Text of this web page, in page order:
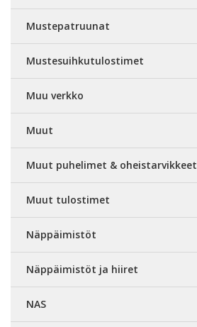
Mustepatruunat
Mustesuihkutulostimet
Muu verkko
Muut
Muut puhelimet & oheistarvikkeet
Muut tulostimet
Näppäimistöt
Näppäimistöt ja hiiret
NAS